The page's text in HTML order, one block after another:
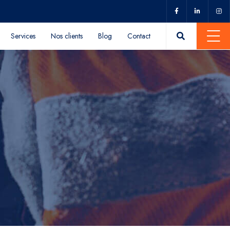
Services Nos clients Blog Contact